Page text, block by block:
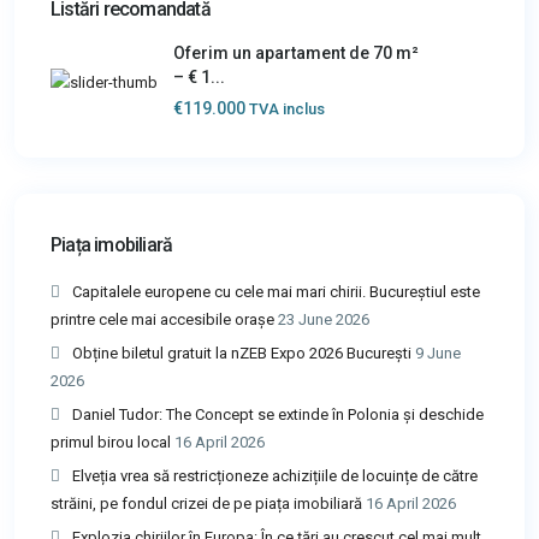
Listări recomandată
Oferim un apartament de 70 m²
– € 1...
€119.000 TVA inclus
Piața imobiliară
Capitalele europene cu cele mai mari chirii. Bucureștiul este
printre cele mai accesibile orașe 23 June 2026
Obține biletul gratuit la nZEB Expo 2026 București 9 June
2026
Daniel Tudor: The Concept se extinde în Polonia și deschide
primul birou local 16 April 2026
Elveția vrea să restricționeze achizițiile de locuințe de către
străini, pe fondul crizei de pe piața imobiliară 16 April 2026